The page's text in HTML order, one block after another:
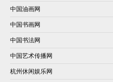
中国油画网
中国书画网
中国书法网
中国艺术传播网
杭州休闲娱乐网